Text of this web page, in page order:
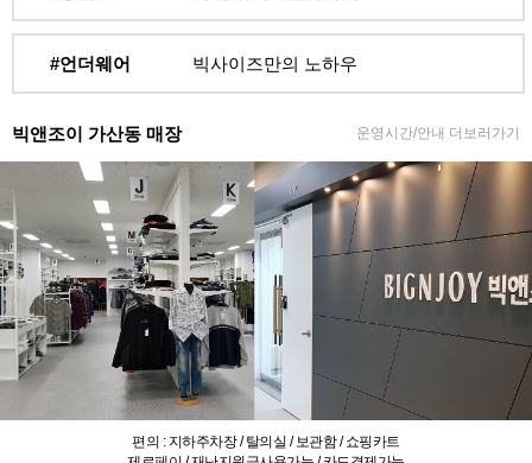
#언더웨어 빅사이즈만의 노하우
빅앤조이 가산동 매장 운영시간/안내 더보러가기
편의 : 지하주차장 / 탈의실 / 보관함 / 쇼핑카트